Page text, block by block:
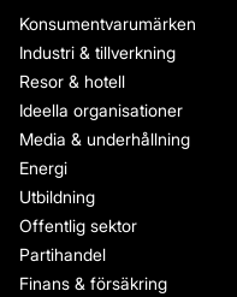
Konsumentvarumärken
Industri & tillverkning
Resor & hotell
Ideella organisationer
Media & underhållning
Energi
Utbildning
Offentlig sektor
Partihandel
Finans & försäkring